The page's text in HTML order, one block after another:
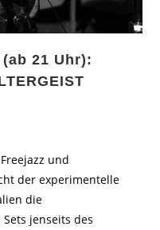
21 Uhr):
und
der experimentelle
die
jenseits des